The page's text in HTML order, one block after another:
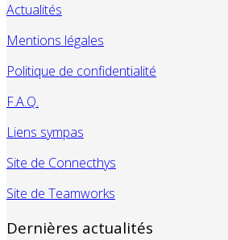
Actualités
Mentions légales
Politique de confidentialité
F.A.Q.
Liens sympas
Site de Connecthys
Site de Teamworks
Dernières actualités